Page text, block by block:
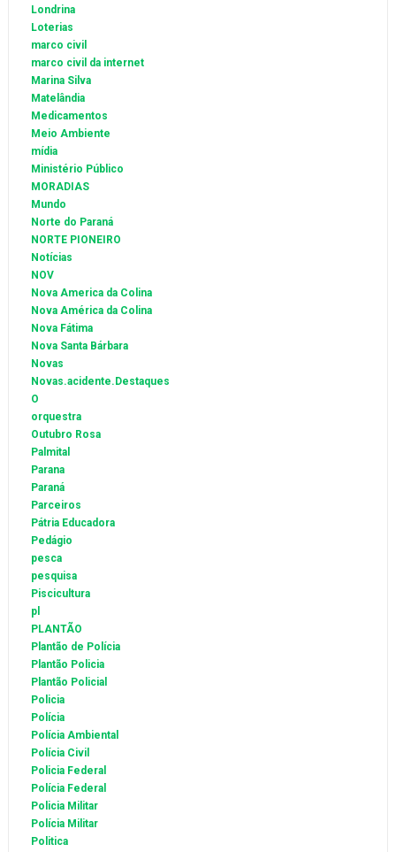
Londrina
Loterias
marco civil
marco civil da internet
Marina Silva
Matelândia
Medicamentos
Meio Ambiente
mídia
Ministério Público
MORADIAS
Mundo
Norte do Paraná
NORTE PIONEIRO
Notícias
NOV
Nova America da Colina
Nova América da Colina
Nova Fátima
Nova Santa Bárbara
Novas
Novas.acidente.Destaques
O
orquestra
Outubro Rosa
Palmital
Parana
Paraná
Parceiros
Pátria Educadora
Pedágio
pesca
pesquisa
Piscicultura
pl
PLANTÃO
Plantão de Polícia
Plantão Policia
Plantão Policial
Policia
Polícia
Polícia Ambiental
Polícia Civil
Policia Federal
Polícia Federal
Policia Militar
Polícia Militar
Politica